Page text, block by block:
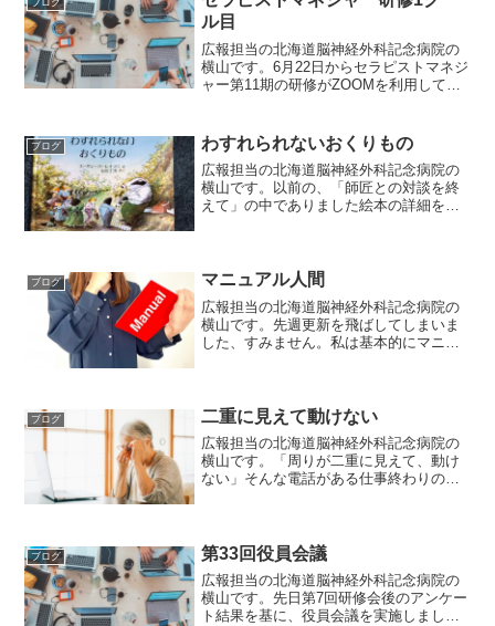
ブログ
ル目
広報担当の北海道脳神経外科記念病院の
横山です。6月22日からセラピストマネジ
ャー第11期の研修がZOOMを利用して始
りの開催となりました。特に今回は初め
て全てオ...
ブログ わすれられないおくりもの
広報担当の北海道脳神経外科記念病院の
横山です。以前の、「師匠との対談を終
えて」の中でありました絵本の詳細をお
もいらっしゃるかもしれませ...
ブログ マニュアル人間
広報担当の北海道脳神経外科記念病院の
横山です。先週更新を飛ばしてしまいま
した、すみません。私は基本的にマニュ
で、マニュアルを守れ...
ブログ 二重に見えて動けない
広報担当の北海道脳神経外科記念病院の
横山です。「周りが二重に見えて、動け
ない」そんな電話がある仕事終わりの日
た。しかし横にいる母親からは...
ブログ 第33回役員会議
広報担当の北海道脳神経外科記念病院の
横山です。先日第7回研修会後のアンケー
ト結果を基に、役員会議を実施しまし